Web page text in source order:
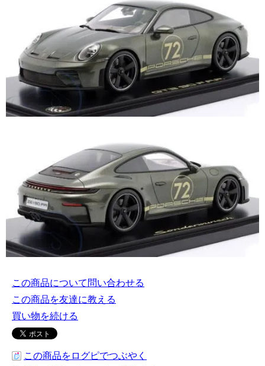
この商品について問い合わせる
この商品を友達に教える
買い物を続ける
この商品をログピでつぶやく